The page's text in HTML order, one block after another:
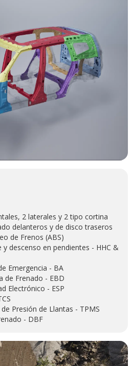
2 laterales y 2 tipo cortina
delanteros y de disco traseros
de Frenos (ABS)
descenso en pendientes - HHC &
Emergencia - BA
de Frenado - EBD
Electrónico - ESP
Presión de Llantas - TPMS
- DBF